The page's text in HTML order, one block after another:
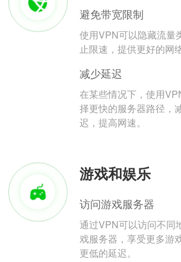
避免带宽限制
使用VPN可以隐藏流量
止限速，提供更好的网
减少延迟
在某些情况下，使用
择更快的服务器路径，
迟，提高网速。
游戏和娱乐
访问游戏服务器
通过VPN可以访问不同
戏服务器，享受更多游
更低的延迟。